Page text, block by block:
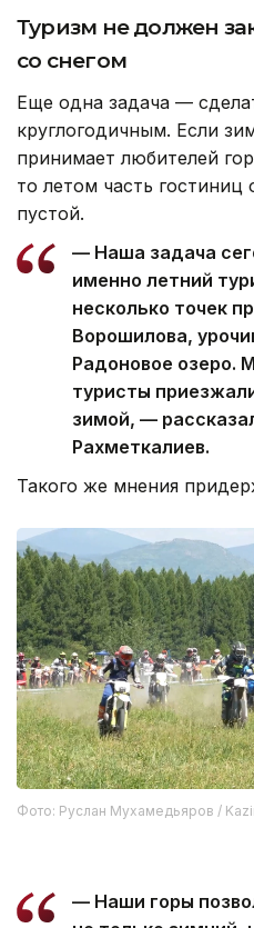
Туризм не должен
со снегом
Еще одна задача —
круглогодичным. Если
принимает любителей
то летом часть гостиниц
пустой.
— Наша задача
именно летний
несколько точек
Ворошилова,
Радоновое озеро.
туристы
зимой, —
Рахметкалиев.
Такого же мнения
Фото: Руслан Мухамедьяров /
— Наши горы